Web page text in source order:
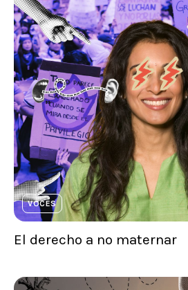
VOCES
El derecho a no maternar